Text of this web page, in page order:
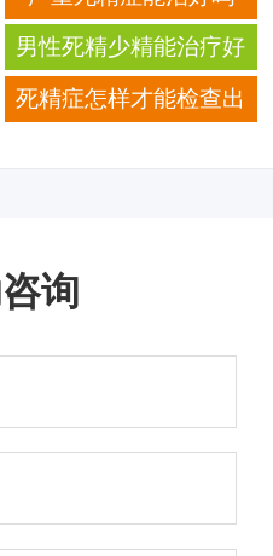
男性死精少精能治疗好
么
死精症怎样才能检查出
询